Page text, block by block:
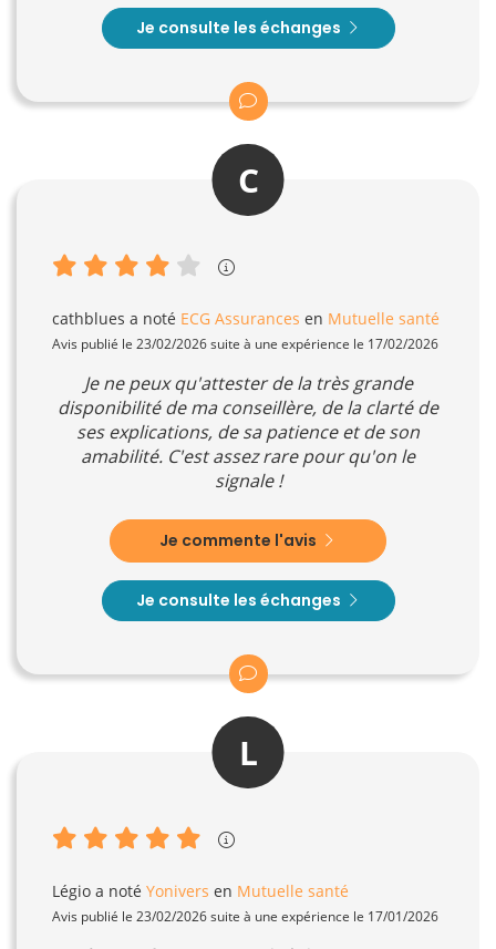
Je consulte les échanges
C
cathblues a noté ECG Assurances en Mutuelle santé
Avis publié le 23/02/2026 suite à une expérience le 17/02/2026
Je ne peux qu'attester de la très grande
disponibilité de ma conseillère, de la clarté de
ses explications, de sa patience et de son
amabilité. C'est assez rare pour qu'on le
signale !
Je commente l'avis
Je consulte les échanges
L
Légio a noté Yonivers en Mutuelle santé
Avis publié le 23/02/2026 suite à une expérience le 17/01/2026